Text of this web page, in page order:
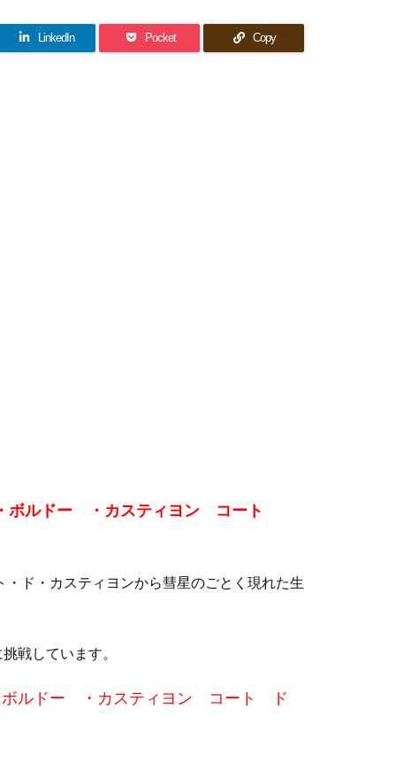
LinkedIn Pocket Copy
ルドー ・カスティヨン コート
ド・カスティヨンから彗星のごとく現れた生
戦しています。
ルドー ・カスティヨン コート ド